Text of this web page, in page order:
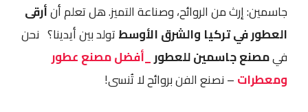
جاسمين: إرث من الروائح، وصناعة التميز. هل تعلم أنأرقى
العطور في تركيا والشرق الأوسطتولد بين أيدينا؟ نحن
فيمصنع جاسمين للعطور_أفضل مصنع عطور
ومعطرات– نصنع الفن بروائح لا تُنسى!